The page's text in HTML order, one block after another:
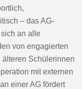
– das AG-
an alle
von engagierten
älteren Schülerinnen
mit externen
einer AG fördert